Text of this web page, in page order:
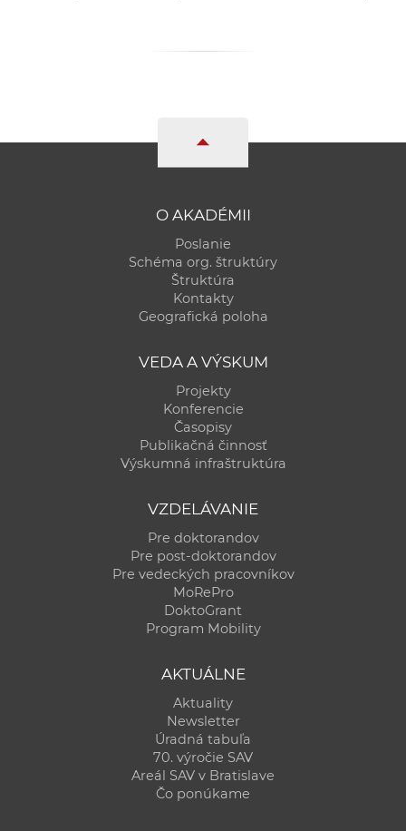
O AKADÉMII
Poslanie
Schéma org. štruktúry
Štruktúra
Kontakty
Geografická poloha
VEDA A VÝSKUM
Projekty
Konferencie
Časopisy
Publikačná činnosť
Výskumná infraštruktúra
VZDELÁVANIE
Pre doktorandov
Pre post-doktorandov
Pre vedeckých pracovníkov
MoRePro
DoktoGrant
Program Mobility
AKTUÁLNE
Aktuality
Newsletter
Úradná tabuľa
70. výročie SAV
Areál SAV v Bratislave
Čo ponúkame